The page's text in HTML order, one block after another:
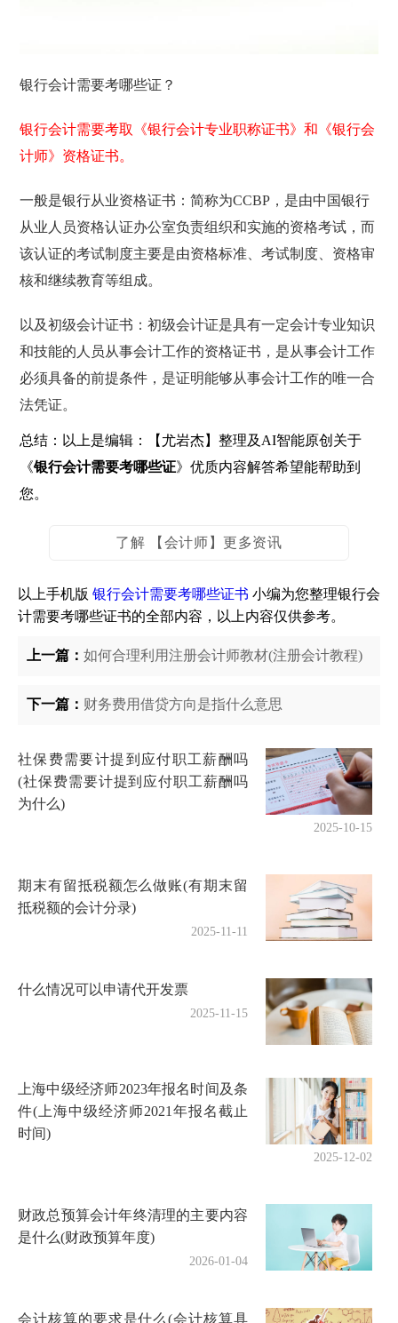
银行会计需要考哪些证？
银行会计需要考取《银行会计专业职称证书》和《银行会
计师》资格证书。
一般是银行从业资格证书：简称为CCBP，是由中国银行
从业人员资格认证办公室负责组织和实施的资格考试，而
该认证的考试制度主要是由资格标准、考试制度、资格审
核和继续教育等组成。
以及初级会计证书：初级会计证是具有一定会计专业知识
和技能的人员从事会计工作的资格证书，是从事会计工作
必须具备的前提条件，是证明能够从事会计工作的唯一合
法凭证。
总结：以上是编辑：【尤岩杰】整理及AI智能原创关于
《银行会计需要考哪些证》优质内容解答希望能帮助到
您。
了解 【会计师】更多资讯
以上手机版 银行会计需要考哪些证书 小编为您整理银行会
计需要考哪些证书的全部内容，以上内容仅供参考。
上一篇： 如何合理利用注册会计师教材(注册会计教程)
下一篇： 财务费用借贷方向是指什么意思
社保费需要计提到应付职工薪酬吗
(社保费需要计提到应付职工薪酬吗
为什么)
2025-10-15
期末有留抵税额怎么做账(有期末留
抵税额的会计分录)
2025-11-11
什么情况可以申请代开发票
2025-11-15
上海中级经济师2023年报名时间及条
件(上海中级经济师2021年报名截止
时间)
2025-12-02
财政总预算会计年终清理的主要内容
是什么(财政预算年度)
2026-01-04
会计核算的要求是什么(会计核算具